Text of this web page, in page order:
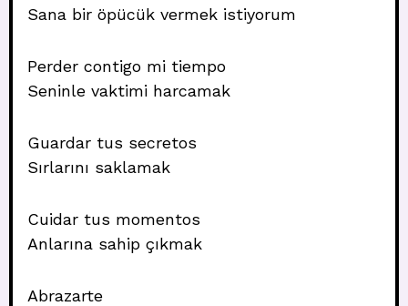
Sana bir öpücük vermek istiyorum
Perder contigo mi tiempo
Seninle vaktimi harcamak
Guardar tus secretos
Sırlarını saklamak
Cuidar tus momentos
Anlarına sahip çıkmak
Abrazarte